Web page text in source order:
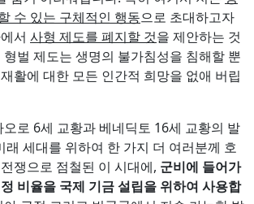
수 있는 구체적인 행동으로 초대하고자
서 사형 제도를 폐지할 것을 제안하는 것
벌 제도는 생명의 불가침성을 침해할 뿐
활에 대한 모든 인간적 희망을 없애 버립
로 6세 교황과 베네딕토 16세 교황의 발
래 세대를 위하여 한 가지 더 여러분께 호
쟁으로 점철된 이 시대에, 군비에 들어가
비율을 국제 기금 설립을 위하여 사용합